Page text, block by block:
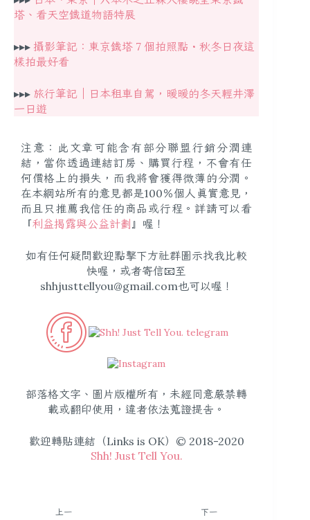
塔、看天空鐵道物語特展
▸▸▸ 攝影筆記：東京鐵塔 7 個拍照點・秋冬日夜這
樣拍最好看
▸▸▸ 旅行筆記｜日本租車自駕，暖暖的冬天輕井澤
一日遊
注意：此文章可能含有部分聯盟行銷分潤連
結，當你透過連結訂房、購買行程，不會有任
何價格上的損失，而我將會獲得微薄的分潤。
在本網站所有的意見都是100％個人真實意見，
而且只推薦我信任的商品或行程。詳請可以看
『利益揭露與公益計劃』喔！
如有任何疑問歡迎點擊下方社群圖示找我比較
快喔，或者寄信📧至
shhjusttellyou@gmail.com也可以喔！
部落格文字、圖片版權所有，未經同意嚴禁轉
載或翻印使用，違者依法蒐證提告。
歡迎轉貼連結（Links is OK）© 2018-2020
Shh! Just Tell You.
上一 下一